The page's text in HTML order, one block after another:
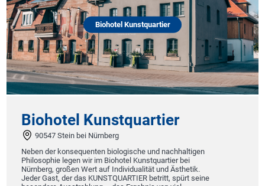
Biohotel Kunstquartier
Biohotel Kunstquartier
90547 Stein bei Nürnberg
Neben der konsequenten biologische und nachhaltigen
Philosophie legen wir im Biohotel Kunstquartier bei
Nürnberg, großen Wert auf Individualität und Ästhetik.
Jeder Gast, der das KUNSTQUARTIER betritt, spürt seine